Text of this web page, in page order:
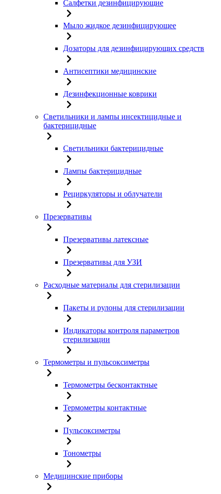
Салфетки дезинфицирующие
Мыло жидкое дезинфицирующее
Дозаторы для дезинфицирующих средств
Антисептики медицинские
Дезинфекционные коврики
Светильники и лампы инсектицидные и
бактерицидные
Светильники бактерицидные
Лампы бактерицидные
Рециркуляторы и облучатели
Презервативы
Презервативы латексные
Презервативы для УЗИ
Расходные материалы для стерилизации
Пакеты и рулоны для стерилизации
Индикаторы контроля параметров
стерилизации
Термометры и пульсоксиметры
Термометры бесконтактные
Термометры контактные
Пульсоксиметры
Тонометры
Медицинские приборы